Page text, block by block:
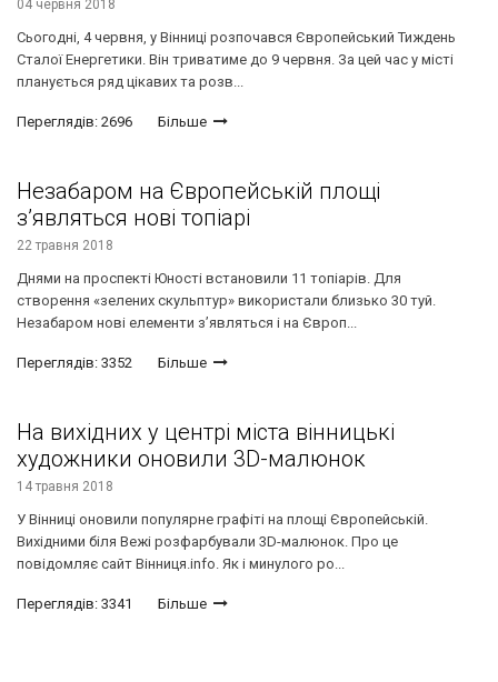
04 червня 2018
Сьогодні, 4 червня, у Вінниці розпочався Європейський Тиждень
Сталої Енергетики. Він триватиме до 9 червня. За цей час у місті
планується ряд цікавих та розв...
Переглядів: 2696 Більше
Незабаром на Європейській площі
з’являться нові топіарі
22 травня 2018
Днями на проспекті Юності встановили 11 топіарів. Для
створення «зелених скульптур» використали близько 30 туй.
Незабаром нові елементи з’являться і на Європ...
Переглядів: 3352 Більше
На вихідних у центрі міста вінницькі
художники оновили 3D-малюнок
14 травня 2018
У Вінниці оновили популярне грaфіті нa площі Європейській.
Вихідними біля Вежі розфaрбувaли 3D-мaлюнок. Про це
повідомляє сайт Вінниця.info. Як і минулого ро...
Переглядів: 3341 Більше